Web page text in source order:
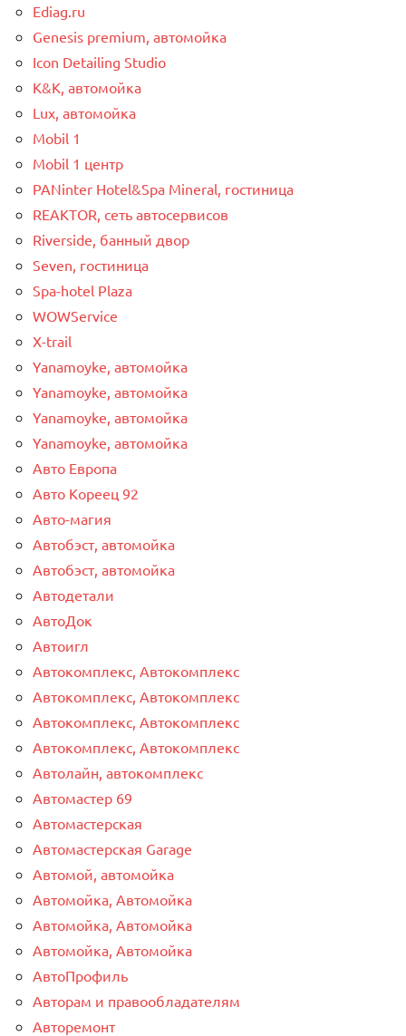
Ediag.ru
Genesis premium, автомойка
Icon Detailing Studio
K&K, автомойка
Lux, автомойка
Mobil 1
Mobil 1 центр
PANinter Hotel&Spa Mineral, гостиница
REAKTOR, сеть автосервисов
Riverside, банный двор
Seven, гостиница
Spa-hotel Plaza
WOWService
X-trail
Yanamoyke, автомойка
Yanamoyke, автомойка
Yanamoyke, автомойка
Yanamoyke, автомойка
Авто Европа
Авто Кореец 92
Авто-магия
Автобэст, автомойка
Автобэст, автомойка
Автодетали
АвтоДок
Автоигл
Автокомплекс, Автокомплекс
Автокомплекс, Автокомплекс
Автокомплекс, Автокомплекс
Автокомплекс, Автокомплекс
Автолайн, автокомплекс
Автомастер 69
Автомастерская
Автомастерская Garage
Автомой, автомойка
Автомойка, Автомойка
Автомойка, Автомойка
Автомойка, Автомойка
АвтоПрофиль
Авторам и правообладателям
Авторемонт